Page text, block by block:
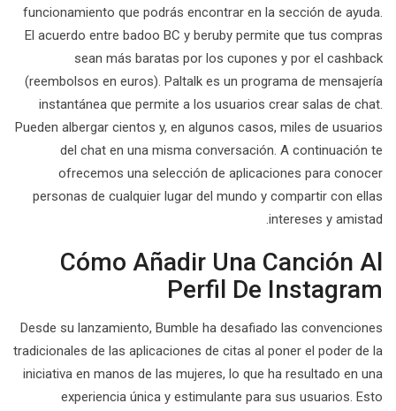
funcionamiento que podrás encontrar en la sección de ayuda.
El acuerdo entre badoo BC y beruby permite que tus compras
sean más baratas por los cupones y por el cashback
(reembolsos en euros). Paltalk es un programa de mensajería
instantánea que permite a los usuarios crear salas de chat.
Pueden albergar cientos y, en algunos casos, miles de usuarios
del chat en una misma conversación. A continuación te
ofrecemos una selección de aplicaciones para conocer
personas de cualquier lugar del mundo y compartir con ellas
intereses y amistad.
Cómo Añadir Una Canción Al
Perfil De Instagram
Desde su lanzamiento, Bumble ha desafiado las convenciones
tradicionales de las aplicaciones de citas al poner el poder de la
iniciativa en manos de las mujeres, lo que ha resultado en una
experiencia única y estimulante para sus usuarios. Esto